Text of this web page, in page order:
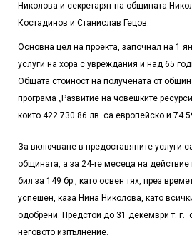
Николова и секретарят на общината
Костадинов и Станислав Гецов.
Основна цел на проекта, започнал на 1
услуги на хора с увреждания и над 65
Общата стойност на получената от
програма „Развитие на човешките
които 422 730.86 лв. са европейско и 74
За включване в предоставяните услуги
общината, а за 24-те месеца на действие
бил за 149 бр., като освен тях, през
успешен, каза Нина Николова, като
одобрени. Предстои до 31 декември т. г.
неговото изпълнение.